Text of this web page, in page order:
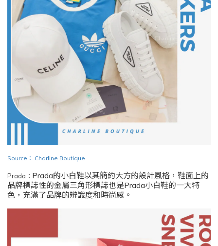
Source ： Charline Boutique
Prada： Prada的小白鞋以其簡約大方的設計風格，鞋面上的
品牌標誌性的金屬三角形標誌也是Prada小白鞋的一大特
色，充滿了品牌的辨識度和時尚感。